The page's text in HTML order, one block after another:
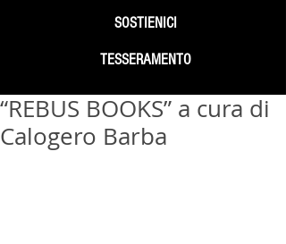
SOSTIENICI
TESSERAMENTO
“REBUS BOOKS” a cura di
Calogero Barba